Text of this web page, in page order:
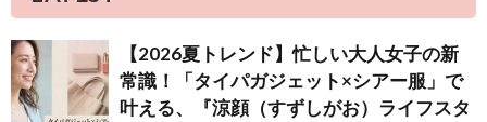
【2026夏トレンド】忙しい大人女子の新
常識！「タイパガジェット×シアー服」で
叶える、『涼顔（すずしがお）ライフスタ